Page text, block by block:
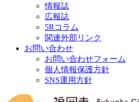
情報誌
広報誌
5Rコラム
関連外部リンク
お問い合わせ
お問い合わせフォーム
個人情報保護方針
SNS運用方針